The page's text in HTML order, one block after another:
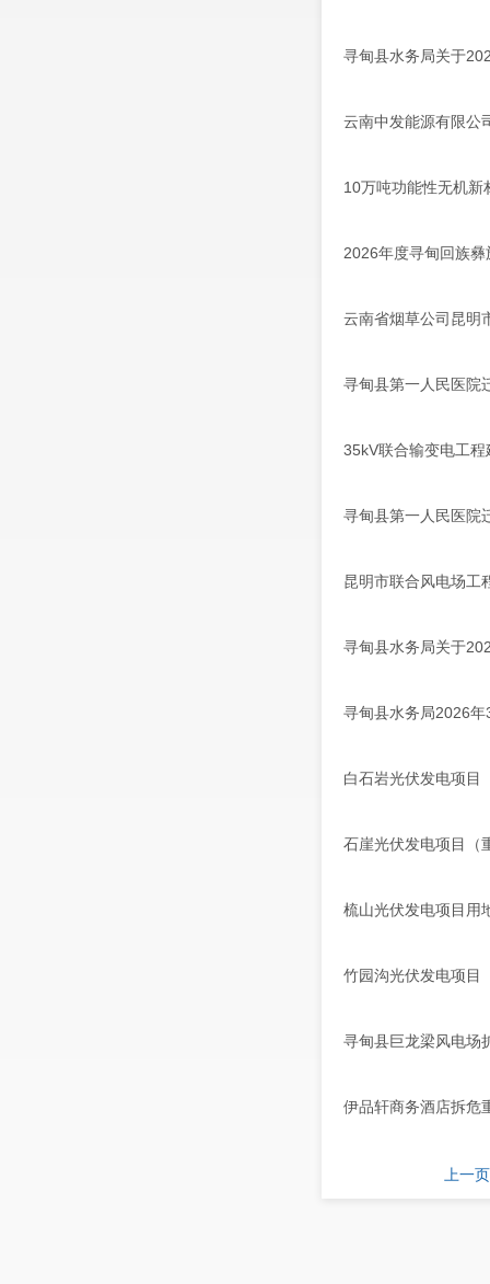
寻甸县水务局关于
云南中发能源有限公
10万吨功能性无机新
2026年度寻甸回族
云南省烟草公司昆明
寻甸县第一人民医院
35kV联合输变电工
寻甸县第一人民医院
昆明市联合风电场工
寻甸县水务局关于
寻甸县水务局2026
白石岩光伏发电项目
石崖光伏发电项目（
梳山光伏发电项目用
竹园沟光伏发电项目
寻甸县巨龙梁风电场
伊品轩商务酒店拆危
上一页